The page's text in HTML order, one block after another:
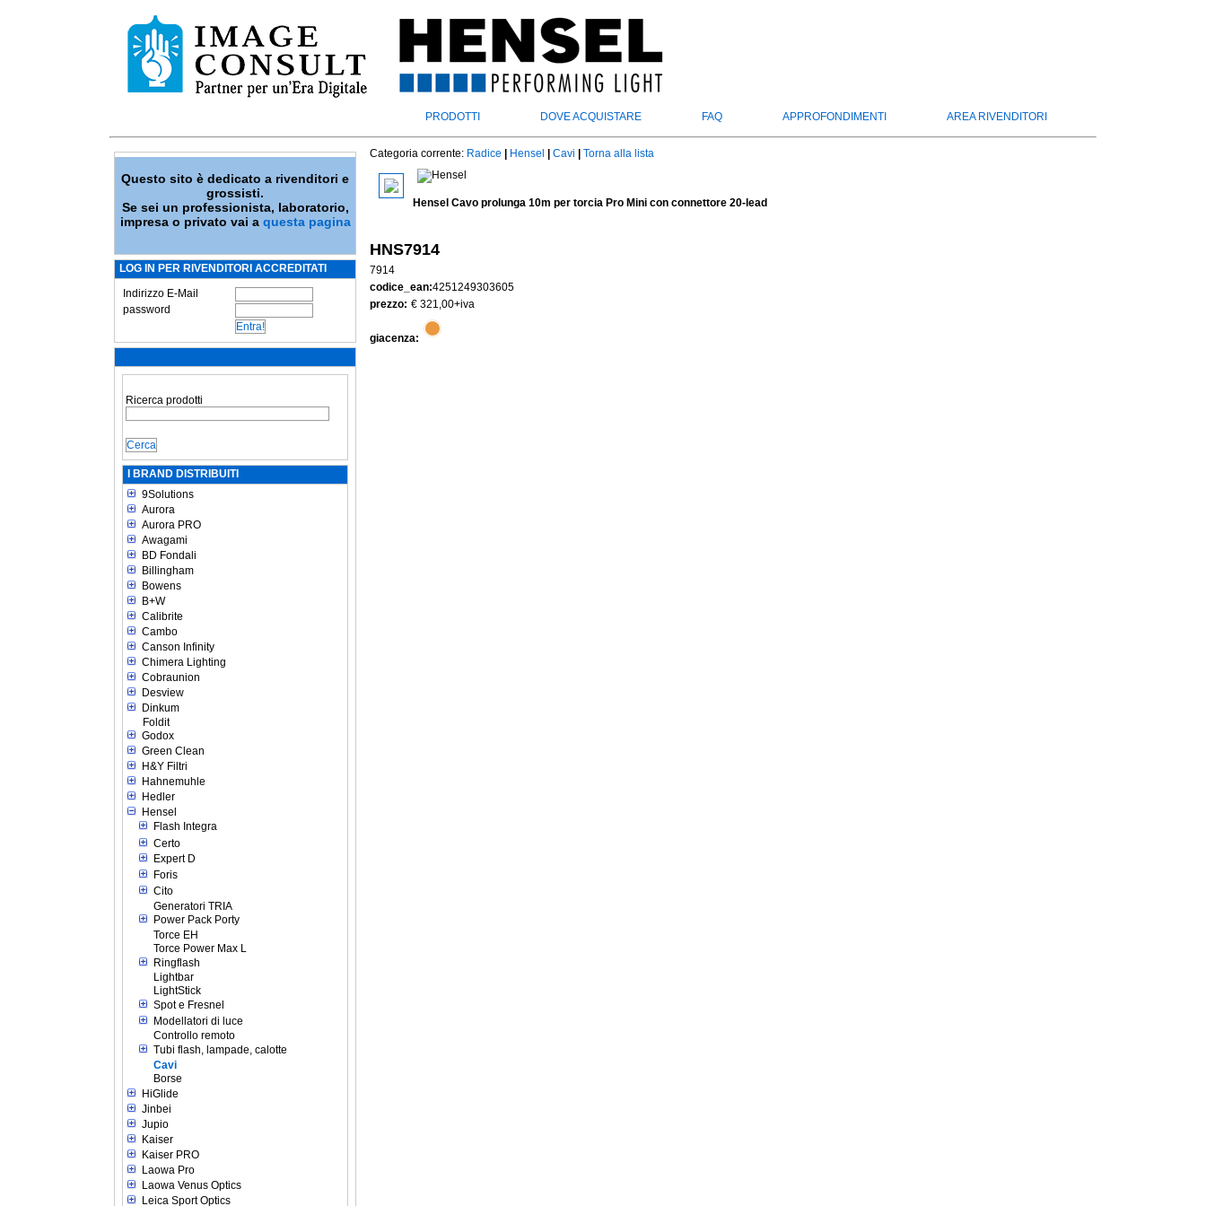
PRODOTTI DOVE ACQUISTARE FAQ APPROFONDIMENTI AREA RIVENDITORI
Questo sito è dedicato a rivenditori e
grossisti.
Se sei un professionista, laboratorio,
impresa o privato vai a questa pagina
LOG IN PER RIVENDITORI ACCREDITATI
Indirizzo E-Mail
password
Ricerca prodotti
I BRAND DISTRIBUITI
9Solutions
Aurora
Aurora PRO
Awagami
BD Fondali
Billingham
Bowens
B+W
Calibrite
Cambo
Canson Infinity
Chimera Lighting
Cobraunion
Desview
Dinkum
Foldit
Godox
Green Clean
H&Y Filtri
Hahnemuhle
Hedler
Hensel
Flash Integra
Certo
Expert D
Foris
Cito
Generatori TRIA
Power Pack Porty
Torce EH
Torce Power Max L
Ringflash
Lightbar
LightStick
Spot e Fresnel
Modellatori di luce
Controllo remoto
Tubi flash, lampade, calotte
Cavi
Borse
HiGlide
Jinbei
Jupio
Kaiser
Kaiser PRO
Laowa Pro
Laowa Venus Optics
Leica Sport Optics
Categoria corrente: Radice Hensel Cavi Torna alla lista
Hensel Cavo prolunga 10m per torcia Pro Mini con connettore 20-lead
HNS7914
7914
codice_ean:4251249303605
prezzo: € 321,00+iva
giacenza: